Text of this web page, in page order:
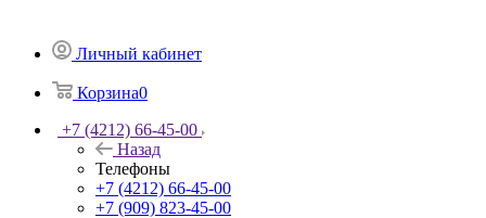
Личный кабинет
Корзина0
+7 (4212) 66-45-00
Назад
Телефоны
+7 (4212) 66-45-00
+7 (909) 823-45-00